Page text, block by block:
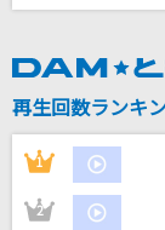
嘆きノ森
彩音
再生回数ランキ
1
2